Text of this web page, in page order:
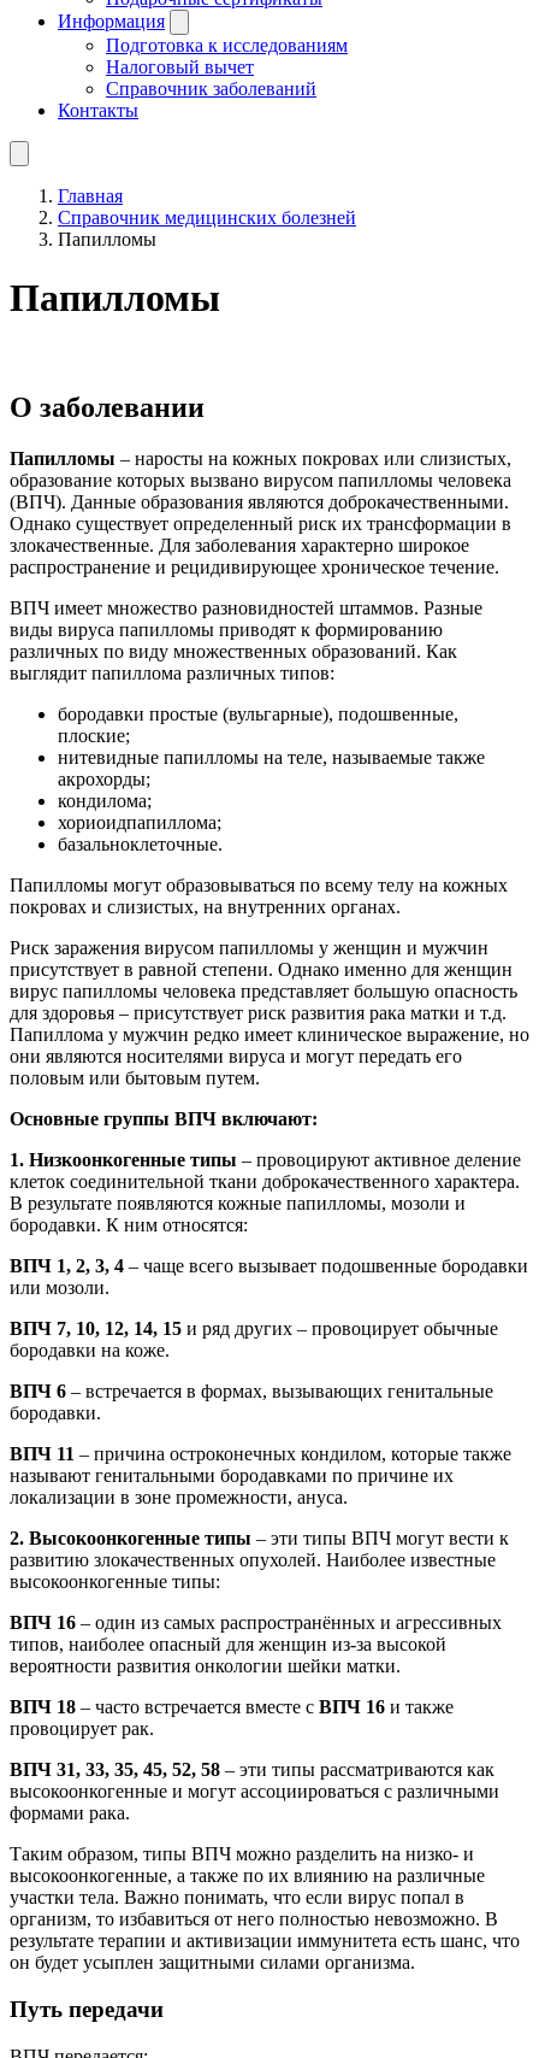
Информация
Подготовка к исследованиям
Налоговый вычет
Справочник заболеваний
Контакты
Главная
Справочник медицинских болезней
Папилломы
Папилломы
О заболевании
Папилломы – наросты на кожных покровах или слизистых,
образование которых вызвано вирусом папилломы человека
(ВПЧ). Данные образования являются доброкачественными.
Однако существует определенный риск их трансформации в
злокачественные. Для заболевания характерно широкое
распространение и рецидивирующее хроническое течение.
ВПЧ имеет множество разновидностей штаммов. Разные
виды вируса папилломы приводят к формированию
различных по виду множественных образований. Как
выглядит папиллома различных типов:
бородавки простые (вульгарные), подошвенные,
плоские;
нитевидные папилломы на теле, называемые также
акрохорды;
кондилома;
хориоидпапиллома;
базальноклеточные.
Папилломы могут образовываться по всему телу на кожных
покровах и слизистых, на внутренних органах.
Риск заражения вирусом папилломы у женщин и мужчин
присутствует в равной степени. Однако именно для женщин
вирус папилломы человека представляет большую опасность
для здоровья – присутствует риск развития рака матки и т.д.
Папиллома у мужчин редко имеет клиническое выражение, но
они являются носителями вируса и могут передать его
половым или бытовым путем.
Основные группы ВПЧ включают:
1. Низкоонкогенные типы – провоцируют активное деление
клеток соединительной ткани доброкачественного характера.
В результате появляются кожные папилломы, мозоли и
бородавки. К ним относятся:
ВПЧ 1, 2, 3, 4 – чаще всего вызывает подошвенные бородавки
или мозоли.
ВПЧ 7, 10, 12, 14, 15 и ряд других – провоцирует обычные
бородавки на коже.
ВПЧ 6 – встречается в формах, вызывающих генитальные
бородавки.
ВПЧ 11 – причина остроконечных кондилом, которые также
называют генитальными бородавками по причине их
локализации в зоне промежности, ануса.
2. Высокоонкогенные типы – эти типы ВПЧ могут вести к
развитию злокачественных опухолей. Наиболее известные
высокоонкогенные типы:
ВПЧ 16 – один из самых распространённых и агрессивных
типов, наиболее опасный для женщин из-за высокой
вероятности развития онкологии шейки матки.
ВПЧ 18 – часто встречается вместе с ВПЧ 16 и также
провоцирует рак.
ВПЧ 31, 33, 35, 45, 52, 58 – эти типы рассматриваются как
высокоонкогенные и могут ассоциироваться с различными
формами рака.
Таким образом, типы ВПЧ можно разделить на низко- и
высокоонкогенные, а также по их влиянию на различные
участки тела. Важно понимать, что если вирус попал в
организм, то избавиться от него полностью невозможно. В
результате терапии и активизации иммунитета есть шанс, что
он будет усыплен защитными силами организма.
Путь передачи